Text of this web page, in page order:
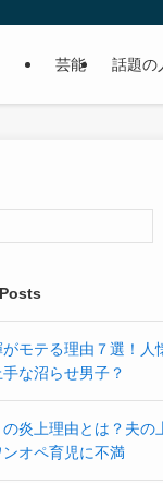
芸能 話題の
がモテる理由７選！人
な沼らせ男子？
炎上理由とは？夫の
ンオペ育児に不満